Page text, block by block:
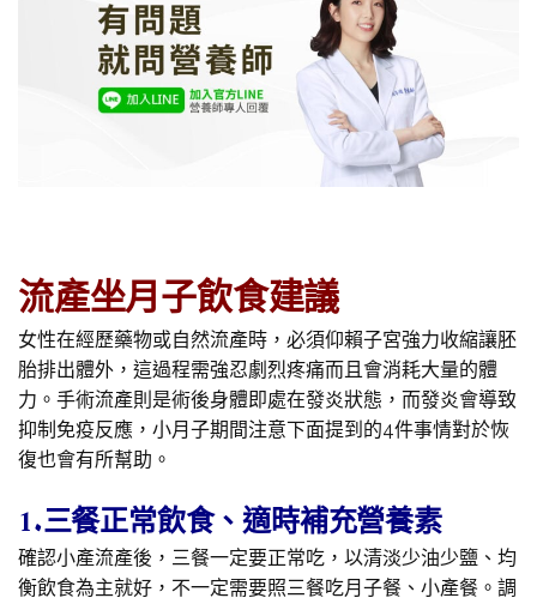
流產坐月子飲食建議
女性在經歷藥物或自然流產時，必須仰賴子宮強力收縮讓胚
胎排出體外，這過程需強忍劇烈疼痛而且會消耗大量的體
力。手術流產則是術後身體即處在發炎狀態，而發炎會導致
抑制免疫反應，小月子期間注意下面提到的4件事情對於恢
復也會有所幫助。
1.三餐正常飲食、適時補充營養素
確認小產流產後，三餐一定要正常吃，以清淡少油少鹽、均
衡飲食為主就好，不一定需要照三餐吃月子餐、小產餐。調